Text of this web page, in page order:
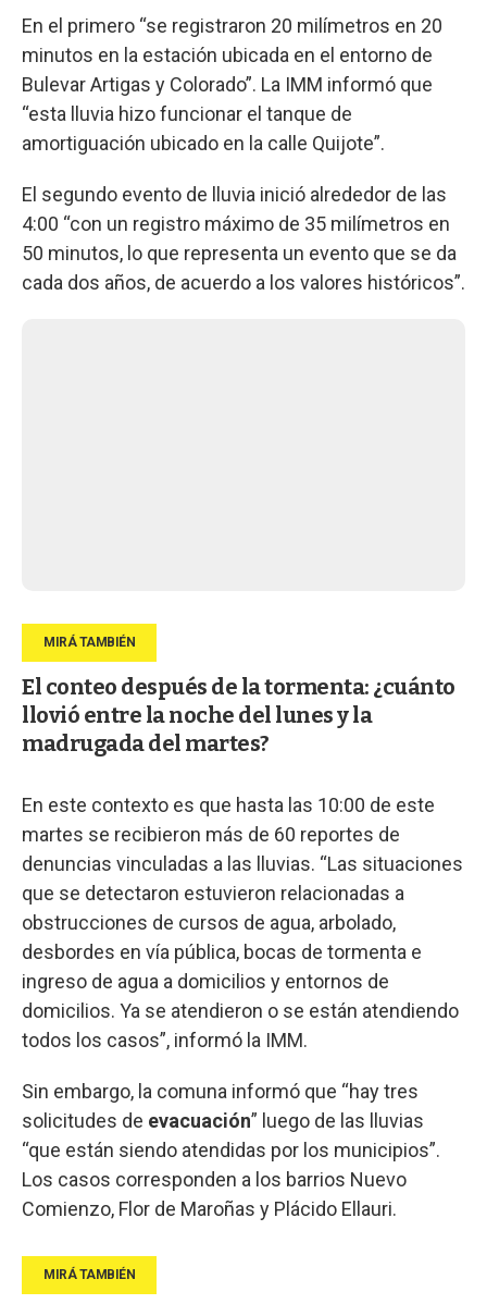
En el primero “se registraron 20 milímetros en 20
minutos en la estación ubicada en el entorno de
Bulevar Artigas y Colorado”. La IMM informó que
“esta lluvia hizo funcionar el tanque de
amortiguación ubicado en la calle Quijote”.
El segundo evento de lluvia inició alrededor de las
4:00 “con un registro máximo de 35 milímetros en
50 minutos, lo que representa un evento que se da
cada dos años, de acuerdo a los valores históricos”.
El conteo después de la tormenta: ¿cuánto
llovió entre la noche del lunes y la
madrugada del martes?
En este contexto es que hasta las 10:00 de este
martes se recibieron más de 60 reportes de
denuncias vinculadas a las lluvias. “Las situaciones
que se detectaron estuvieron relacionadas a
obstrucciones de cursos de agua, arbolado,
desbordes en vía pública, bocas de tormenta e
ingreso de agua a domicilios y entornos de
domicilios. Ya se atendieron o se están atendiendo
todos los casos”, informó la IMM.
Sin embargo, la comuna informó que “hay tres
solicitudes de evacuación” luego de las lluvias
“que están siendo atendidas por los municipios”.
Los casos corresponden a los barrios Nuevo
Comienzo, Flor de Maroñas y Plácido Ellauri.